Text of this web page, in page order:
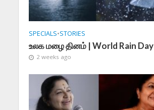
SPECIALS•STORIES
உலக மழை தினம் | World Rain Day
2 weeks ago